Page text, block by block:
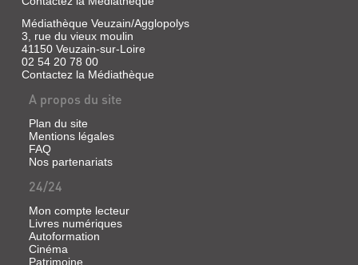
Médiathèque Veuzain/Agglopolys
3, rue du vieux moulin
41150 Veuzain-sur-Loire
02 54 20 78 00
Contactez la Médiathèque
A propos du site
Plan du site
Mentions légales
FAQ
Nos partenariats
24/24
Mon compte lecteur
Livres numériques
Autoformation
Cinéma
Patrimoine